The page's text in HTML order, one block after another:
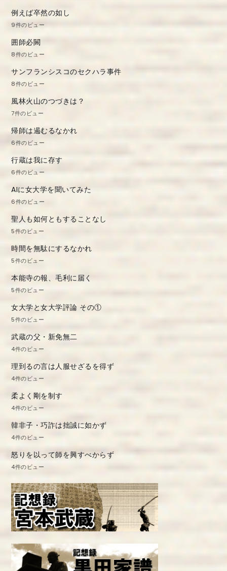
例えば卒然の如し
9件のビュー
囲師必闕
8件のビュー
サンフランシスコのセクハラ事件
8件のビュー
風林火山のつづきは？
7件のビュー
帰師は遏むるなかれ
6件のビュー
行蔵は我に存す
6件のビュー
AIに女大学を聞いてみた
6件のビュー
聖人も如何ともすることなし
5件のビュー
時間を無駄にするなかれ
5件のビュー
本能寺の報、毛利に届く
5件のビュー
女大学と女大学評論 その①
5件のビュー
武蔵の父・新免無二
4件のビュー
理到るの言は人服せざるを得ず
4件のビュー
柔よく剛を制す
4件のビュー
韓非子・巧詐は拙誠に如かず
4件のビュー
怒りを以って師を興すべからず
4件のビュー